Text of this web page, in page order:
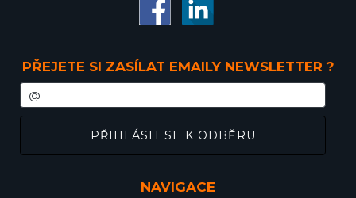
PŘEJETE SI ZASÍLAT EMAILY NEWSLETTER ?
NAVIGACE